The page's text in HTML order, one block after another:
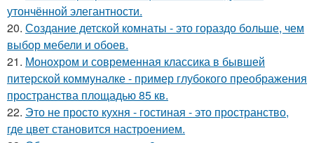
утончённой элегантности.
20. Создание детской комнаты - это гораздо больше, чем
выбор мебели и обоев.
21. Монохром и современная классика в бывшей
питерской коммуналке - пример глубокого преображения
пространства площадью 85 кв.
22. Это не просто кухня - гостиная - это пространство,
где цвет становится настроением.